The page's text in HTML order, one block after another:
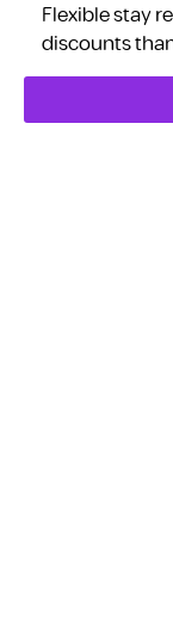
Flexible stay
discounts